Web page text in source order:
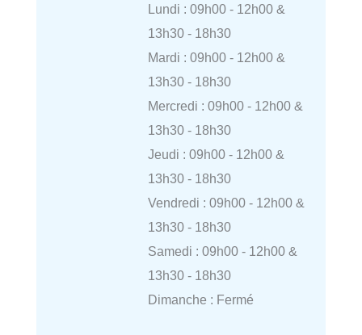
Lundi : 09h00 - 12h00 &
13h30 - 18h30
Mardi : 09h00 - 12h00 &
13h30 - 18h30
Mercredi : 09h00 - 12h00 &
13h30 - 18h30
Jeudi : 09h00 - 12h00 &
13h30 - 18h30
Vendredi : 09h00 - 12h00 &
13h30 - 18h30
Samedi : 09h00 - 12h00 &
13h30 - 18h30
Dimanche : Fermé